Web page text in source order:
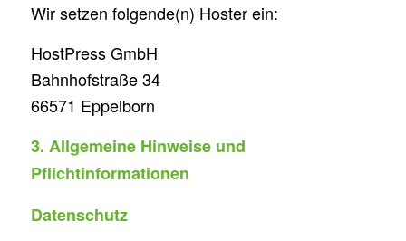
Wir setzen folgende(n) Hoster ein:
HostPress GmbH
Bahnhofstraße 34
66571 Eppelborn
3. Allgemeine Hinweise und
Pflichtinformationen
Datenschutz